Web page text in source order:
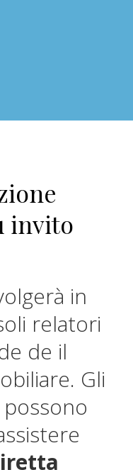
invito
in
relatori
de il
Gli